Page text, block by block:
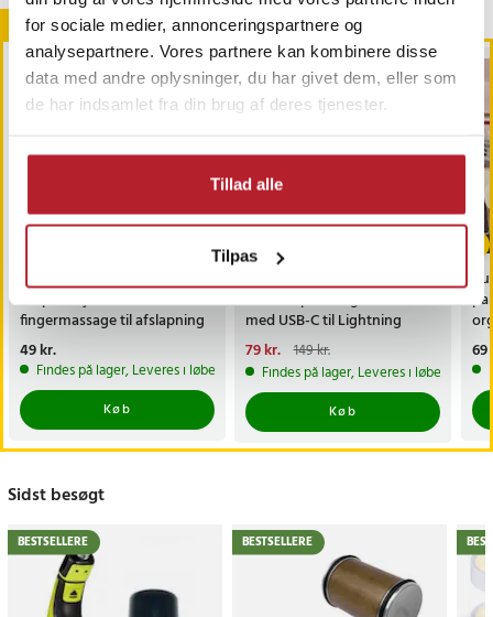
for sociale medier, annonceringspartnere og
analysepartnere. Vores partnere kan kombinere disse
data med andre oplysninger, du har givet dem, eller som
de har indsamlet fra din brug af deres tjenester.
Tillad alle
Tilpas
Andre købte også
Håndmassageapparater i
20-pak - fjederbaseret
fingermassage til afslapning
og cirkulation
Pris:49 kr.
49 kr.
Findes på lager, Leveres i løbet af 1-2 hverdage
Køb
-47%
iPhone Hurtigoplader
20W + opladningskabel
med USB-C til Lightning
Nuværende pris
79 kr.Tidligere pris:149 kr.
79 kr. 149 kr.
Findes på lager, Leveres i løbet af 1-2
Køb
69
Sidst besøgt
BESTSELLERE BESTSELLERE